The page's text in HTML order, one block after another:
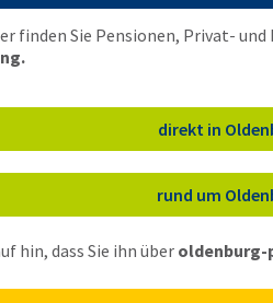
finden Sie Pensionen, Privat-
direkt in
rund um
hin, dass Sie ihn über oldenburg-